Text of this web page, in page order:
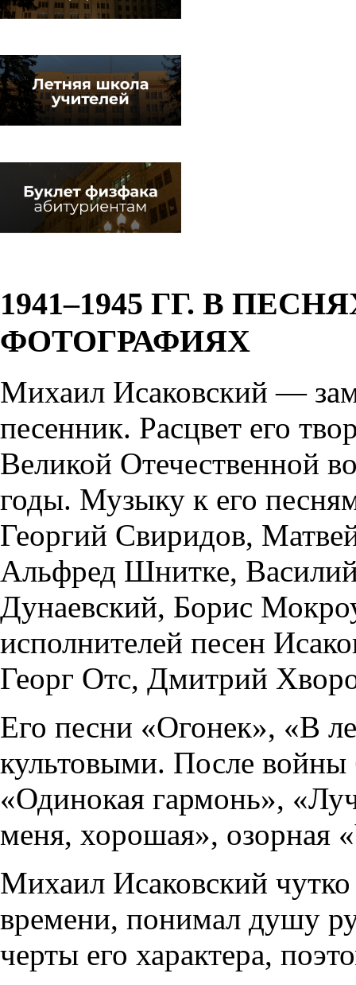
1941–1945 ГГ. В
ФОТОГРАФИЯХ
Михаил Исаковский —
песенник. Расцвет его
Великой Отечественной
годы. Музыку к его
Георгий Свиридов,
Альфред Шнитке,
Дунаевский, Борис
исполнителей песен
Георг Отс, Дмитрий
Его песни «Огонек», «В
культовыми. После
«Одинокая гармонь»,
меня, хорошая», озорная
Михаил Исаковский чутко
времени, понимал душу
черты его характера,